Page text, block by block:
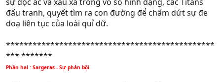
đấu tranh, quyết tìm ra con đường để chấm dứt sự đe
doạ liên tục của loài quỉ dữ.
***********************************************
*** *******
Phần hai : Sargeras - Sự phản bội.